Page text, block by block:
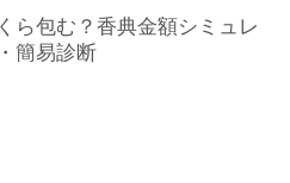
ら包む？香典金額シミュレ
簡易診断